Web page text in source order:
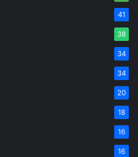
41
38
34
34
20
18
16
16